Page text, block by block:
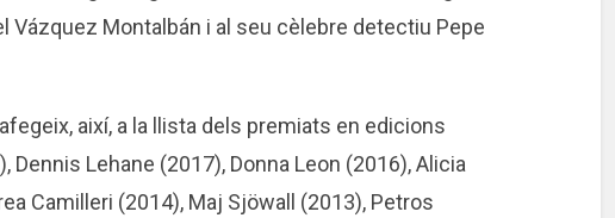
Vázquez Montalbán i al seu cèlebre detectiu Pepe
així, a la llista dels premiats en edicions
Dennis Lehane (2017), Donna Leon (2016), Alicia
Camilleri (2014), Maj Sjöwall (2013), Petros